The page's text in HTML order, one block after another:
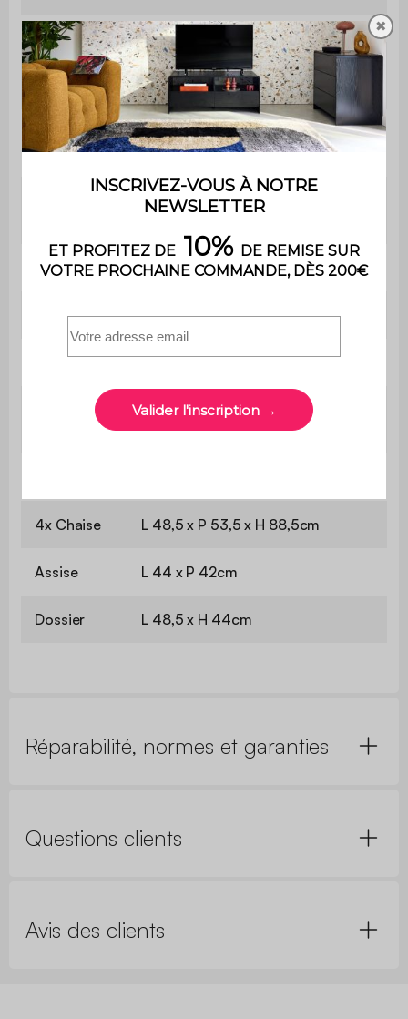
Hauteur
d'assise
46,5 cm
Profondeur
d'assise
42 cm
110 kg par place
Utilisation Intérieur
Usage Usage domestique uniquement
Garantie 2 ans
Montage
Le produit est livré monté, dans
son emballage d'origine
4x Chaise L 48,5 x P 53,5 x H 88,5cm
Assise L 44 x P 42cm
Dossier L 48,5 x H 44cm
Réparabilité, normes et garanties
Questions clients
Avis des clients
✖